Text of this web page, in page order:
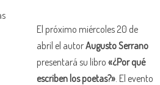
El próximo miércoles 20 de
abril el autorAugusto Serrano
presentará su libro«¿Por qué
escriben los poetas?» . El evento